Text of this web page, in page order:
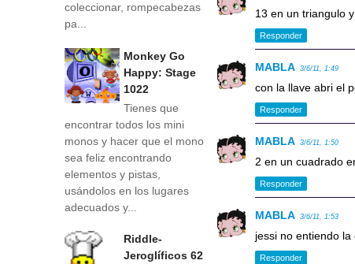
13 en un triangulo
Responder
MABLA 3/6/11, 1:49
con la llave abri el
Responder
MABLA 3/6/11, 1:50
2 en un cuadrado
Responder
MABLA 3/6/11, 1:53
jessi no entiendo
Responder
coleccionar, rompecabezas
pa...
Monkey Go
Happy: Stage
1022
Tienes que
encontrar todos los mini
monos y hacer que el mono
sea feliz encontrando
elementos y pistas,
usándolos en los lugares
adecuados y...
Riddle-
Jeroglíficos 62